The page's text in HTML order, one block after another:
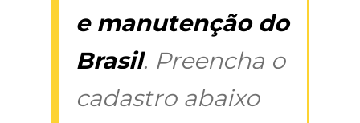
e manutenção do
Brasil. Preencha o
cadastro abaixo